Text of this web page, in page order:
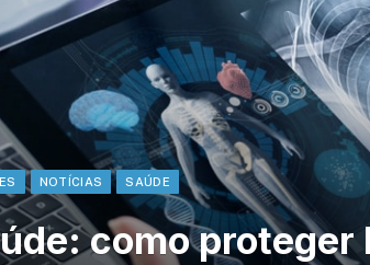
NOTÍCIAS SAÚDE
como